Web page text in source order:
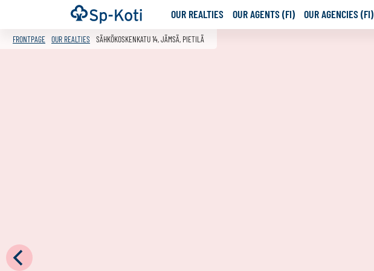
Go
to
content
Frontpage OUR REALTIES OUR AGENTS (FI) OUR AGENCIES (FI)
FRONTPAGE OUR REALTIES SÄHKÖKOSKENKATU 14, JÄMSÄ, PIETILÄ